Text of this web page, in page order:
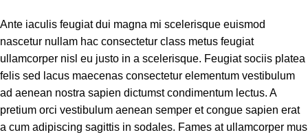
Ante iaculis feugiat dui magna mi scelerisque euismod
nascetur nullam hac consectetur class metus feugiat
ullamcorper nisl eu justo in a scelerisque. Feugiat sociis platea
felis sed lacus maecenas consectetur elementum vestibulum
ad aenean nostra sapien dictumst condimentum lectus. A
pretium orci vestibulum aenean semper et congue sapien erat
a cum adipiscing sagittis in sodales. Fames at ullamcorper mus